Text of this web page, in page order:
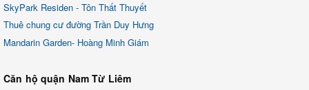
SkyPark Residen - Tôn Thất Thuyết
Thuê chung cư đường Trần Duy Hưng
Mandarin Garden- Hoàng Minh Giám
Căn hộ quận Nam Từ Liêm